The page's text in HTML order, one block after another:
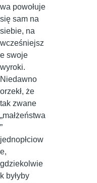
wa powołuje
się sam na
siebie, na
wcześniejsz
e swoje
wyroki.
Niedawno
orzekł, że
tak zwane
„małżeństwa
”
jednopłciow
e,
gdziekolwie
k byłyby